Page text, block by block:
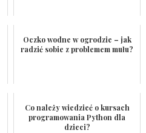
Oczko wodne w ogrodzie – jak
radzić sobie z problemem mułu?
Co należy wiedzieć o kursach
programowania Python dla
dzieci?